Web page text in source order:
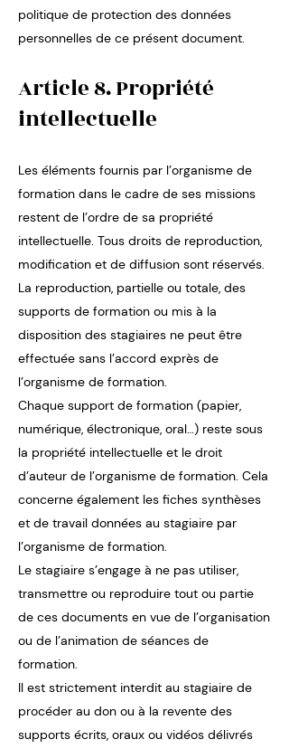
politique de protection des données
personnelles de ce présent document.
Article 8. Propriété
intellectuelle
Les éléments fournis par l’organisme de
formation dans le cadre de ses missions
restent de l’ordre de sa propriété
intellectuelle. Tous droits de reproduction,
modification et de diffusion sont réservés.
La reproduction, partielle ou totale, des
supports de formation ou mis à la
disposition des stagiaires ne peut être
effectuée sans l’accord exprès de
l’organisme de formation.
Chaque support de formation (papier,
numérique, électronique, oral…) reste sous
la propriété intellectuelle et le droit
d’auteur de l’organisme de formation. Cela
concerne également les fiches synthèses
et de travail données au stagiaire par
l’organisme de formation.
Le stagiaire s’engage à ne pas utiliser,
transmettre ou reproduire tout ou partie
de ces documents en vue de l’organisation
ou de l’animation de séances de
formation.
Il est strictement interdit au stagiaire de
procéder au don ou à la revente des
supports écrits, oraux ou vidéos délivrés